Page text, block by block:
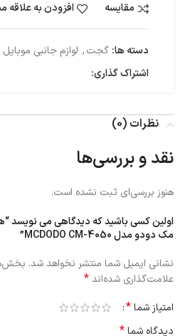
مقایسه افزودن به علاقه
دسته ها: گجت, لوازم جانبی موبایل
اشتراک گذاری:
نظرات (0)
نقد و بررسی‌ها
هنوز بررسی‌ای ثبت نشده است.
اولین کسی باشید که دیدگاهی می نویسد
مک دودو مدل MCDODO CM-4050”
نشانی ایمیل شما منتشر نخواهد شد.
علامت‌گذاری شده‌اند*
امتیاز شما*
دیدگاه شما*